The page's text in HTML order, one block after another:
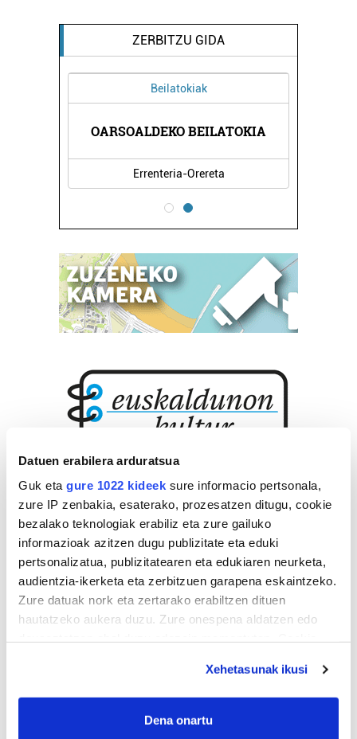
Datuen erabilera arduratsua
Guk eta gure 1022 kideek sure informacio pertsonala,
zure IP zenbakia, esaterako, prozesatzen ditugu, cookie
bezalako teknologiak erabiliz eta zure gailuko
informazioak azitzen dugu publizitate eta eduki
pertsonalizatua, publizitatearen eta edukiaren neurketa,
audientzia-ikerketa eta zerbitzuen garapena eskaintzeko.
Zure datuak nork eta zertarako erabiltzen dituen
hautatzeko aukera duzu. Zure onespena aldatzen edo
If you allow, we would also like to:
Collect information about your geographical
Xehetasunak ikusi
Dena onartu
ZERBITZU GIDA
Beilatokiak
OARSOALDEKO BEILATOKIA
Errenteria-Orereta